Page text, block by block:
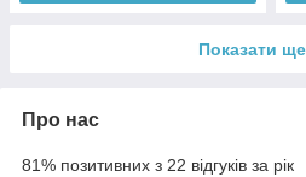
Показати ще
Про нас
81% позитивних з 22 відгуків за рік